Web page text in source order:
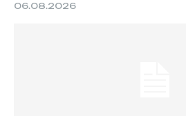
06.08.2026